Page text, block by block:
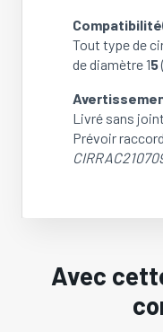
Tout type de
de diamètre 15
Livré sans
Prévoir
Avec